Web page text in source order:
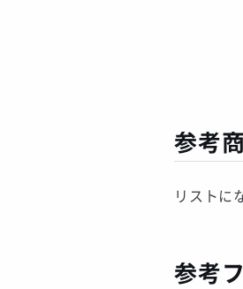
参考
リストに
参考